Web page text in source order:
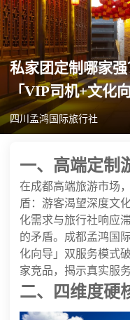
私家团定制哪家
「VIP司机+文化
四川孟鸿国际旅行社
一、高端定制
在成都高端旅游市场
盾：游客渴望深度文
化需求与旅行社响应
的矛盾。成都孟鸿国
化向导」双服务模式
家竞品，揭示真实服务
二、四维度硬